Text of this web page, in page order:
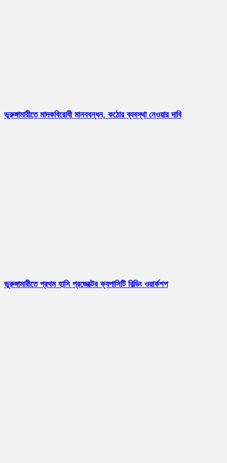
ভূরুঙ্গামারীতে মাদকবিরোধী মানববন্ধন, কঠোর ব্যবস্থা নেওয়ার দাবি
ভূরুঙ্গামারীতে প্রথম হাসি প্রজেক্টের ক্যপাসিটি বিল্ডিং ওয়ার্কশপ